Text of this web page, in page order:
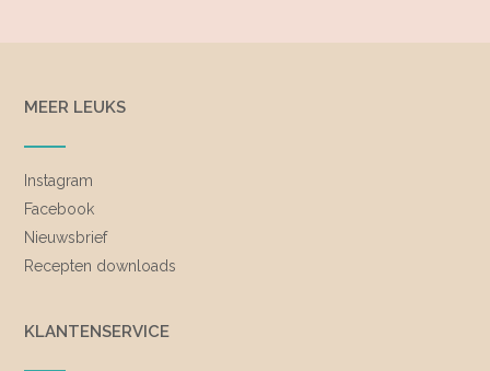
MEER LEUKS
Instagram
Facebook
Nieuwsbrief
Recepten downloads
KLANTENSERVICE